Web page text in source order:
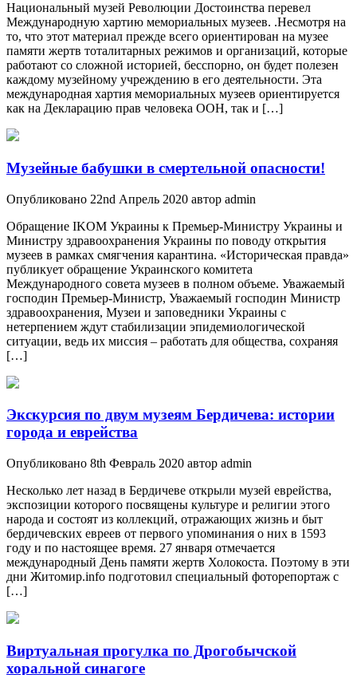
Национальный музей Революции Достоинства перевел
Международную хартию мемориальных музеев. .Несмотря на
то, что этот материал прежде всего ориентирован на музее
памяти жертв тоталитарных режимов и организаций, которые
работают со сложной историей, бесспорно, он будет полезен
каждому музейному учреждению в его деятельности. Эта
международная хартия мемориальных музеев ориентируется
как на Декларацию прав человека ООН, так и […]
Музейные бабушки в смертельной опасности!
Опубликовано 22nd Апрель 2020 автор admin
Обращение IKOM Украины к Премьер-Министру Украины и
Министру здравоохранения Украины по поводу открытия
музеев в рамках смягчения карантина. «Историческая правда»
публикует обращение Украинского комитета
Международного совета музеев в полном объеме. Уважаемый
господин Премьер-Министр, Уважаемый господин Министр
здравоохранения, Музеи и заповедники Украины с
нетерпением ждут стабилизации эпидемиологической
ситуации, ведь их миссия – работать для общества, сохраняя
[…]
Экскурсия по двум музеям Бердичева: истории
города и еврейства
Опубликовано 8th Февраль 2020 автор admin
Несколько лет назад в Бердичеве открыли музей еврейства,
экспозиции которого посвящены культуре и религии этого
народа и состоят из коллекций, отражающих жизнь и быт
бердичевских евреев от первого упоминания о них в 1593
году и по настоящее время. 27 января отмечается
международный День памяти жертв Холокоста. Поэтому в эти
дни Житомир.info подготовил специальный фоторепортаж с
[…]
Виртуальная прогулка по Дрогобычской
хоральной синагоге